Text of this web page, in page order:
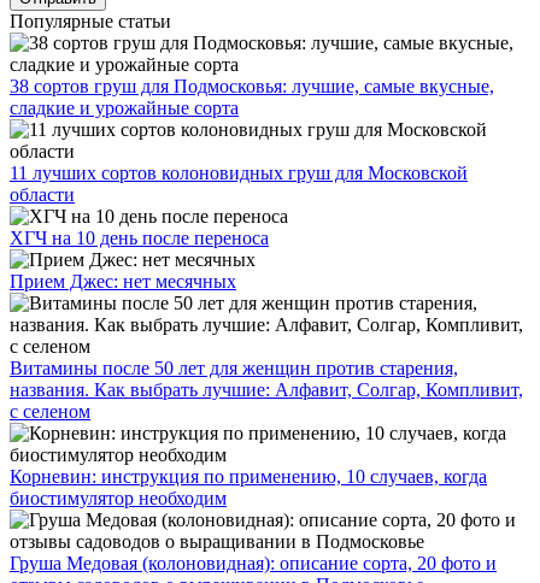
Популярные статьи
38 сортов груш для Подмосковья: лучшие, самые вкусные,
сладкие и урожайные сорта
11 лучших сортов колоновидных груш для Московской
области
ХГЧ на 10 день после переноса
Прием Джес: нет месячных
Витамины после 50 лет для женщин против старения,
названия. Как выбрать лучшие: Алфавит, Солгар, Компливит,
с селеном
Корневин: инструкция по применению, 10 случаев, когда
биостимулятор необходим
Груша Медовая (колоновидная): описание сорта, 20 фото и